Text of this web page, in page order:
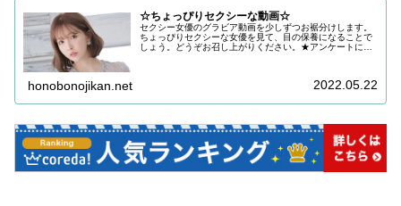
☆ちょっぴりセクシーな動画☆
セクシー女優のグラビア動画を少しずつお裾分けします。
ちょっぴりセクシーな女優を見て、目の保養になることで
しょう。どうぞお召し上がりください。★アンケートにご
honobonojikan.net 2022.05.22